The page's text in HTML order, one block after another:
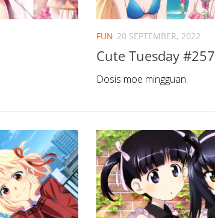
FUN 20 SEPTEMBER, 2022
Cute Tuesday #257
Dosis moe mingguan.